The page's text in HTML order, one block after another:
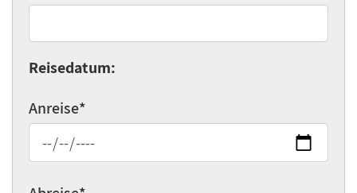
Reisedatum:
Anreise*